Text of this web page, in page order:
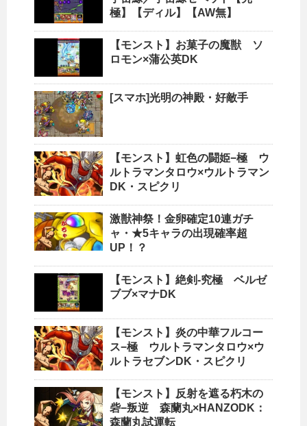
極】【ディル】【AW無】
【モンスト】お菓子の魔獣 ソ
ロモン×蒲公英DK
[スマホ]光明の神殿・好敵手
【モンスト】虹色の闘姫−極 ウ
ルトラマンタロウ×ウルトラマン
DK・スピクリ
激獣神祭！金卵確定10連ガチ
ャ・★5キャラの出現確率超
UP！？
【モンスト】絶剣-究極 ベルゼ
ブブ×マナDK
【モンスト】炎の中華フルコー
ス−極 ウルトラマンタロウ×ウ
ルトラセブンDK・スピクリ
【モンスト】反射を遮る朽木の
砦−叛逆 森蘭丸×HANZODK：
森蘭丸試運転